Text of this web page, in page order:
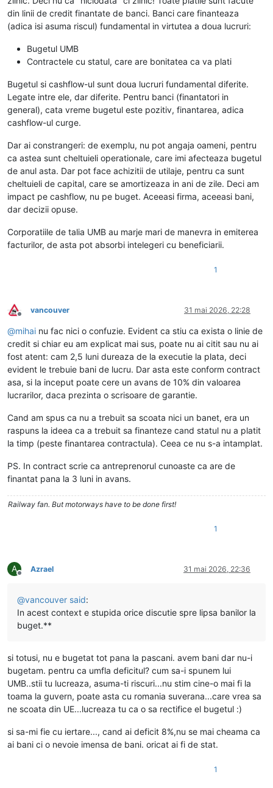
din linii de credit finantate de banci. Banci care finanteaza
(adica isi asuma riscul) fundamental in virtutea a doua lucruri:
Bugetul UMB
Contractele cu statul, care are bonitatea ca va plati
Bugetul si cashflow-ul sunt doua lucruri fundamental diferite.
Legate intre ele, dar diferite. Pentru banci (finantatori in
general), cata vreme bugetul este pozitiv, finantarea, adica
cashflow-ul curge.
Dar ai constrangeri: de exemplu, nu pot angaja oameni, pentru
ca astea sunt cheltuieli operationale, care imi afecteaza bugetul
de anul asta. Dar pot face achizitii de utilaje, pentru ca sunt
cheltuieli de capital, care se amortizeaza in ani de zile. Deci am
impact pe cashflow, nu pe buget. Aceeasi firma, aceeasi bani,
dar decizii opuse.
Corporatiile de talia UMB au marje mari de manevra in emiterea
facturilor, de asta pot absorbi intelegeri cu beneficiarii.
1
Deconectat
vancouver 31 mai 2026, 22:28
@mihai nu fac nici o confuzie. Evident ca stiu ca exista o linie de
credit si chiar eu am explicat mai sus, poate nu ai citit sau nu ai
fost atent: cam 2,5 luni dureaza de la executie la plata, deci
evident le trebuie bani de lucru. Dar asta este conform contract
asa, si la inceput poate cere un avans de 10% din valoarea
lucrarilor, daca prezinta o scrisoare de garantie.
Cand am spus ca nu a trebuit sa scoata nici un banet, era un
raspuns la ideea ca a trebuit sa finanteze cand statul nu a platit
la timp (peste finantarea contractula). Ceea ce nu s-a intamplat.
PS. In contract scrie ca antreprenorul cunoaste ca are de
finantat pana la 3 luni in avans.
Railway fan. But motorways have to be done first!
1
A
Deconectat
Azrael 31 mai 2026, 22:36
@vancouver said:
In acest context e stupida orice discutie spre lipsa banilor la
buget.**
si totusi, nu e bugetat tot pana la pascani. avem bani dar nu-i
bugetam. pentru ca umfla deficitul? cum sa-i spunem lui
UMB..stii tu lucreaza, asuma-ti riscuri...nu stim cine-o mai fi la
toama la guvern, poate asta cu romania suverana...care vrea sa
ne scoata din UE...lucreaza tu ca o sa rectifice el bugetul :)
si sa-mi fie cu iertare..., cand ai deficit 8%,nu se mai cheama ca
ai bani ci o nevoie imensa de bani. oricat ai fi de stat.
1